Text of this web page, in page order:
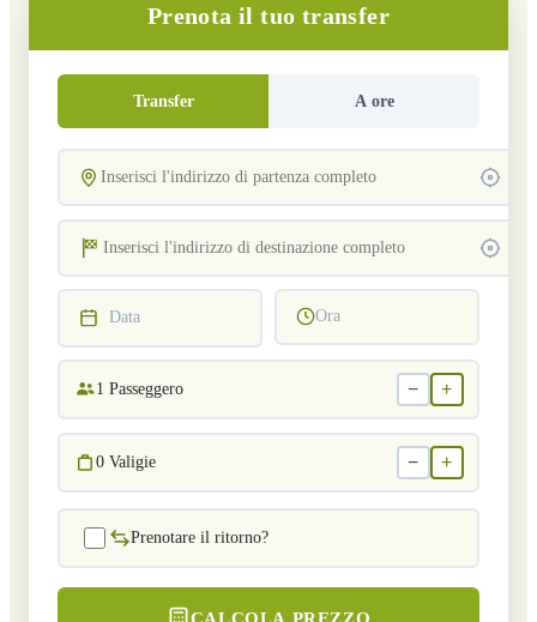
Prenota il tuo transfer
Transfer A ore
Data Ora
1 Passeggero − +
0 Valigie − +
Prenotare il ritorno?
CALCOLA PREZZO